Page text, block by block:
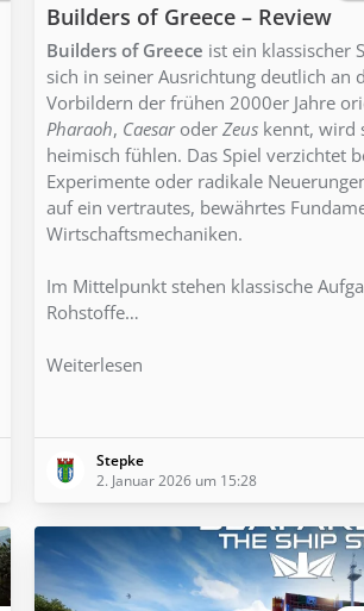
Builders of Greece – Review
Builders of Greece ist ein klassischer
sich in seiner Ausrichtung deutlich an
Vorbildern der frühen 2000er Jahre
Pharaoh, Caesaroder Zeus kennt, wird
heimisch fühlen. Das Spiel verzichtet
Experimente oder radikale
auf ein vertrautes, bewährtes
Wirtschaftsmechaniken.
Im Mittelpunkt stehen klassische
Rohstoffe…
Weiterlesen
Stepke
2. Januar 2026 um 15:28